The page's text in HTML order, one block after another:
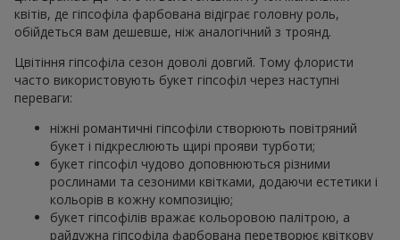
квітів, де гіпсофіла фарбована відіграє головну роль,
обійдеться вам дешевше, ніж аналогічний з троянд.
Цвітіння гіпсофіла сезон доволі довгий. Тому флористи
часто використовують букет гіпсофіл через наступні
переваги:
ніжні романтичні гіпсофіли створюють повітряний
букет і підкреслюють щирі прояви турботи;
букет гіпсофіл чудово доповнюються різними
рослинами та сезоними квітками, додаючи естетики і
кольорів в кожну композицію;
букет гіпсофілів вражає кольоровою палітрою, а
райдужна гіпсофіла фарбована перетворює квіткову